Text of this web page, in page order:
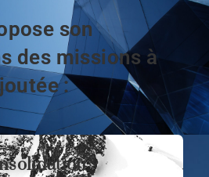
son
des missions à
: